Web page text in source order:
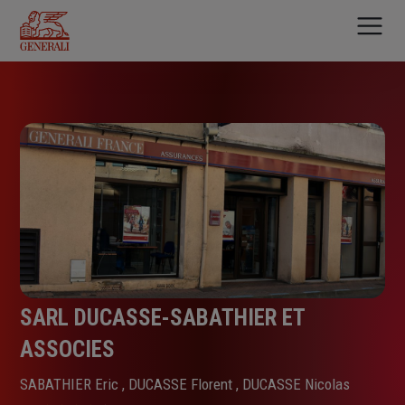
contenu
principal
SARL DUCASSE-SABATHIER ET
ASSOCIES
SABATHIER Eric , DUCASSE Florent , DUCASSE Nicolas